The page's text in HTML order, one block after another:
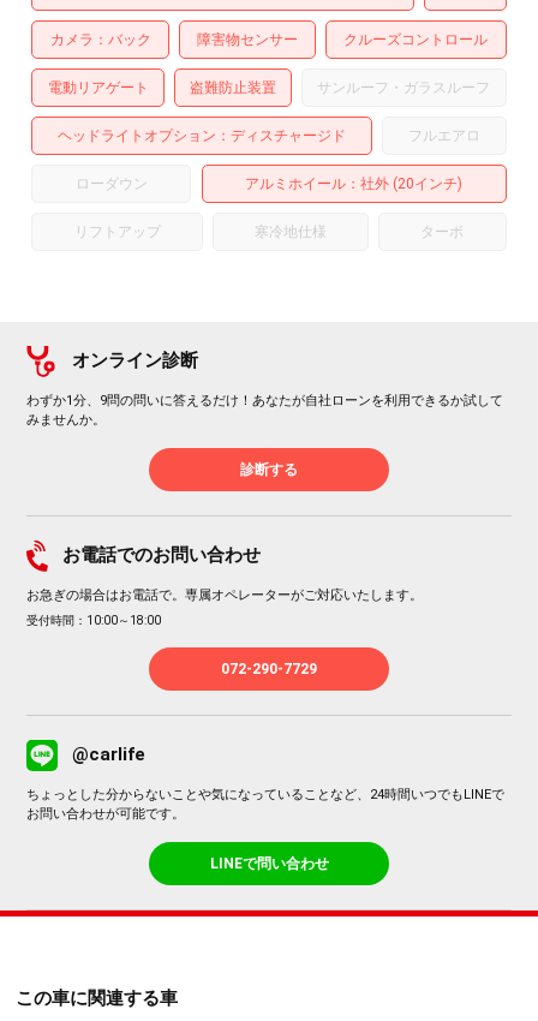
カメラ バック 障害物センサー クルーズコントロール
電動リアゲート 盗難防止装置 サンルーフ・ガラスルーフ
ヘッドライトオプション ディスチャージド フルエアロ
ローダウン アルミホイール ：社外 (20インチ)
リフトアップ 寒冷地仕様 ターボ
オンライン診断
わずか1分、9問の問いに答えるだけ！あなたが自社ローンを利用できるか試して
みませんか。
診断する
お電話でのお問い合わせ
お急ぎの場合はお電話で。専属オペレーターがご対応いたします。
受付時間：10:00～18:00
072-290-7729
@carlife
ちょっとした分からないことや気になっていることなど、24時間いつでもLINEで
お問い合わせが可能です。
LINEで問い合わせ
この車に関連する車